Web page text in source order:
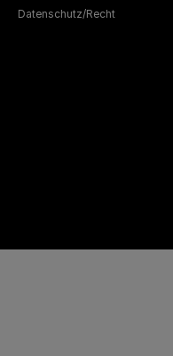
Datenschutz/Recht